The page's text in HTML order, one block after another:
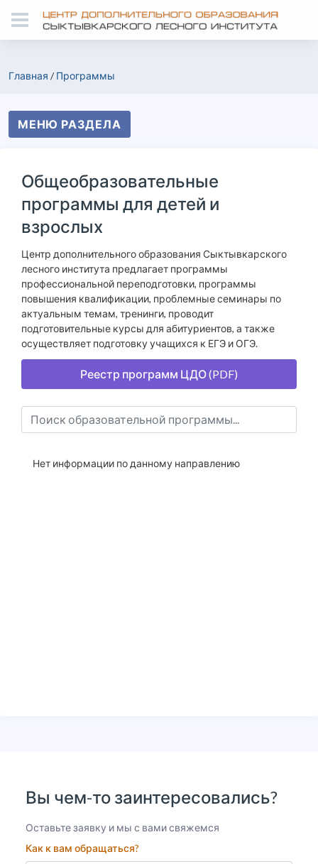
Главная / Программы
МЕНЮ РАЗДЕЛА
Общеобразовательные
программы для детей и
взрослых
Центр дополнительного образования Сыктывкарского
лесного института предлагает программы
профессиональной переподготовки, программы
повышения квалификации, проблемные семинары по
актуальным темам, тренинги, проводит
подготовительные курсы для абитуриентов, а также
осуществляет подготовку учащихся к ЕГЭ и ОГЭ.
Реестр программ ЦДО (PDF)
Нет информации по данному направлению
Вы чем-то заинтересовались?
Оставьте заявку и мы с вами свяжемся
Как к вам обращаться?